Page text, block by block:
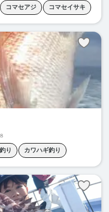
コマセアジ コマセイサキ
釣り
り カワハギ釣り
コマセマダイ コマセワラサ
ヒラマサ釣り ヒラメ釣り